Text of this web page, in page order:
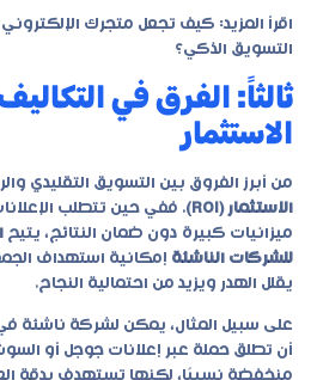
اقرأ المزيد: كيف تجعل متجرك
التسويق الذكي؟
ثالثاً: الفرق في
الاستثمار
من أبرز الفروق بين التسويق التقليدي
الاستثمار (ROI)
. ففي حين تتطلب
ميزانيات كبيرة دون ضمان النتائج، يتيح
للشركات الناشئة إمكانية استهداف
يقلل الهدر ويزيد من احتمالية النجاح.
على سبيل المثال، يمكن لشركة ناشئة في
أن تطلق حملة عبر إعلانات جوجل أو
منخفضة نسبيًا، لكنها تستهدف بدقة